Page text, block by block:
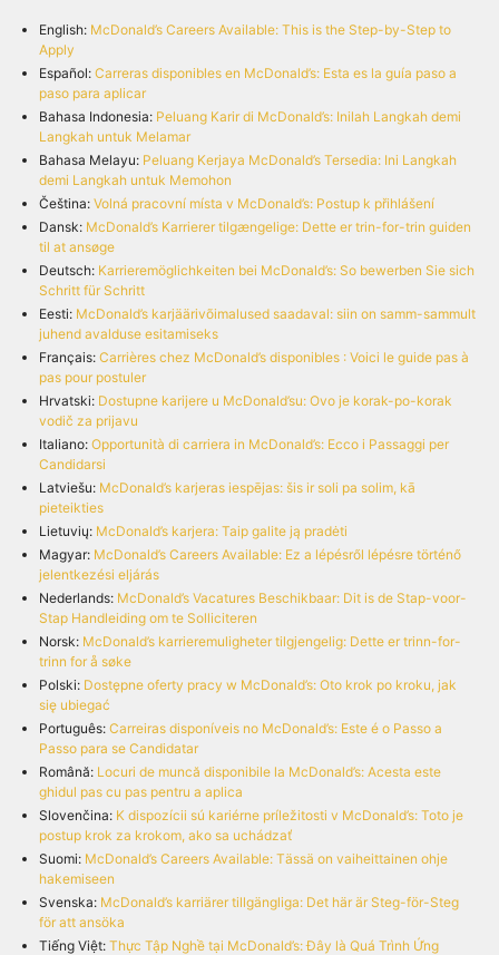
English: McDonald’s Careers Available: This is the Step-by-Step to
Apply
Español: Carreras disponibles en McDonald’s: Esta es la guía paso a
paso para aplicar
Bahasa Indonesia: Peluang Karir di McDonald’s: Inilah Langkah demi
Langkah untuk Melamar
Bahasa Melayu: Peluang Kerjaya McDonald’s Tersedia: Ini Langkah
demi Langkah untuk Memohon
Čeština: Volná pracovní místa v McDonald’s: Postup k přihlášení
Dansk: McDonald’s Karrierer tilgængelige: Dette er trin-for-trin guiden
til at ansøge
Deutsch: Karrieremöglichkeiten bei McDonald’s: So bewerben Sie sich
Schritt für Schritt
Eesti: McDonald’s karjäärivõimalused saadaval: siin on samm-sammult
juhend avalduse esitamiseks
Français: Carrières chez McDonald’s disponibles : Voici le guide pas à
pas pour postuler
Hrvatski: Dostupne karijere u McDonald’su: Ovo je korak-po-korak
vodič za prijavu
Italiano: Opportunità di carriera in McDonald’s: Ecco i Passaggi per
Candidarsi
Latviešu: McDonald’s karjeras iespējas: šis ir soli pa solim, kā
pieteikties
Lietuvių: McDonald’s karjera: Taip galite ją pradėti
Magyar: McDonald’s Careers Available: Ez a lépésről lépésre történő
jelentkezési eljárás
Nederlands: McDonald’s Vacatures Beschikbaar: Dit is de Stap-voor-
Stap Handleiding om te Solliciteren
Norsk: McDonald’s karrieremuligheter tilgjengelig: Dette er trinn-for-
trinn for å søke
Polski: Dostępne oferty pracy w McDonald’s: Oto krok po kroku, jak
się ubiegać
Português: Carreiras disponíveis no McDonald’s: Este é o Passo a
Passo para se Candidatar
Română: Locuri de muncă disponibile la McDonald’s: Acesta este
ghidul pas cu pas pentru a aplica
Slovenčina: K dispozícii sú kariérne príležitosti v McDonald’s: Toto je
postup krok za krokom, ako sa uchádzať
Suomi: McDonald’s Careers Available: Tässä on vaiheittainen ohje
hakemiseen
Svenska: McDonald’s karriärer tillgängliga: Det här är Steg-för-Steg
för att ansöka
Tiếng Việt: Thực Tập Nghề tại McDonald’s: Đây là Quá Trình Ứng